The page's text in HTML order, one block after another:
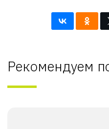
Рекомендуем